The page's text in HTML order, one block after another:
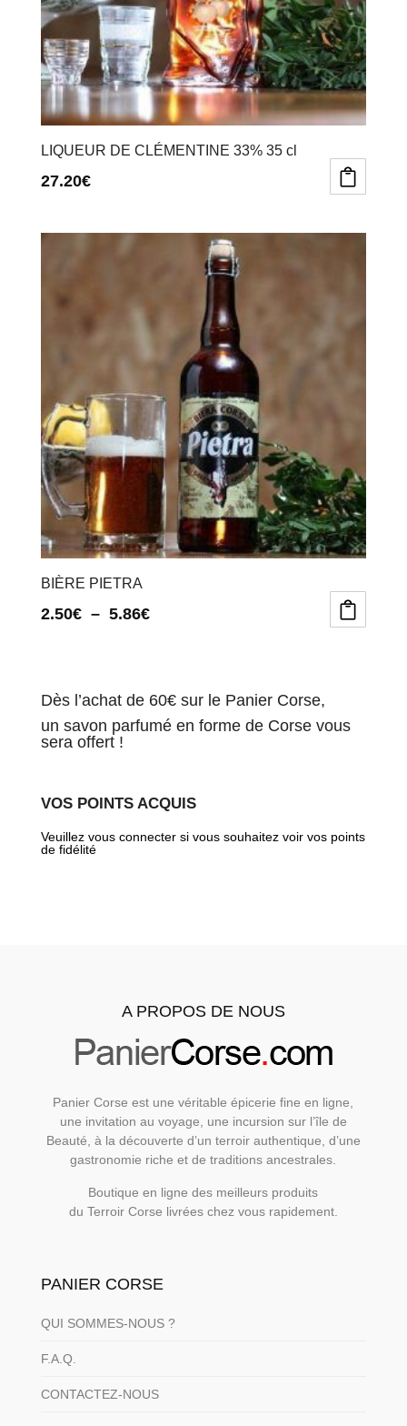
page
du
produit
page
du
produit
LIQUEUR DE CLÉMENTINE 33% 35 cl
27.20€
BIÈRE PIETRA
2.50€ – 5.86€Plage
2.50€
à
plusieurs
variations.
Les
être
sur
plusieurs
variations.
Les
être
sur
Dès l’achat de 60€ sur le Panier Corse,
un savon parfumé en forme de Corse vous
sera offert !
VOS POINTS ACQUIS
Veuillez vous connecter si vous souhaitez voir vos points
de fidélité
A PROPOS DE NOUS
Panier Corse est une véritable épicerie fine en ligne,
une invitation au voyage, une incursion sur l’île de
Beauté, à la découverte d’un terroir authentique, d’une
gastronomie riche et de traditions ancestrales.
Boutique en ligne des meilleurs produits
du Terroir Corse livrées chez vous rapidement.
PANIER CORSE
QUI SOMMES-NOUS ?
F.A.Q.
CONTACTEZ-NOUS